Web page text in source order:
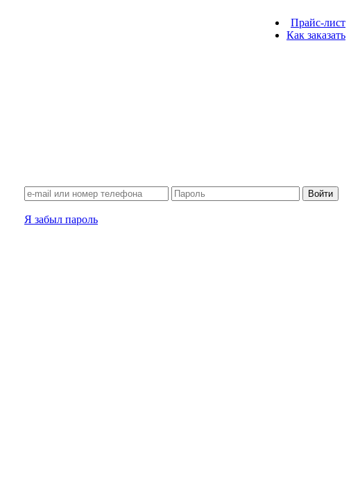
Прайс-лист
Как заказать
Войти
Я забыл пароль